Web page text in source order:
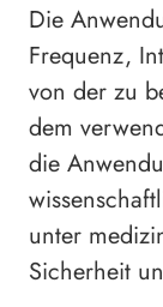
Die
Frequenz,
von der zu
dem
die
unter
Sicherheit